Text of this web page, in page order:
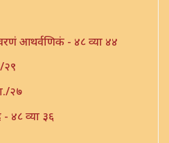
आथर्वणिकं - ४८ व्या ४४
२९
२७
- ४८ व्या ३६